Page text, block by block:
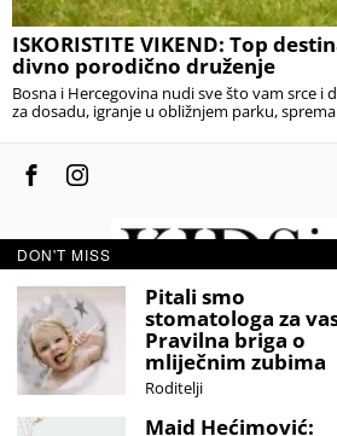
ISKORISTITE VIKEND: Top
divno porodično druženje
Bosna i Hercegovina nudi sve što vam srce i
za dosadu, igranje u obližnjem parku,
© 2020 -
Sva prava zadržana. Zabranjeno
DON'T MISS
Pitali smo
stomatologa za
Pravilna briga o
mliječnim zubima
Roditelji
Maid Hećimović: